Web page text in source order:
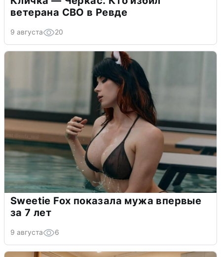
ветерана СВО в Ревде
9 августа 20
Sweetie Fox показала мужа впервые
за 7 лет
9 августа 6